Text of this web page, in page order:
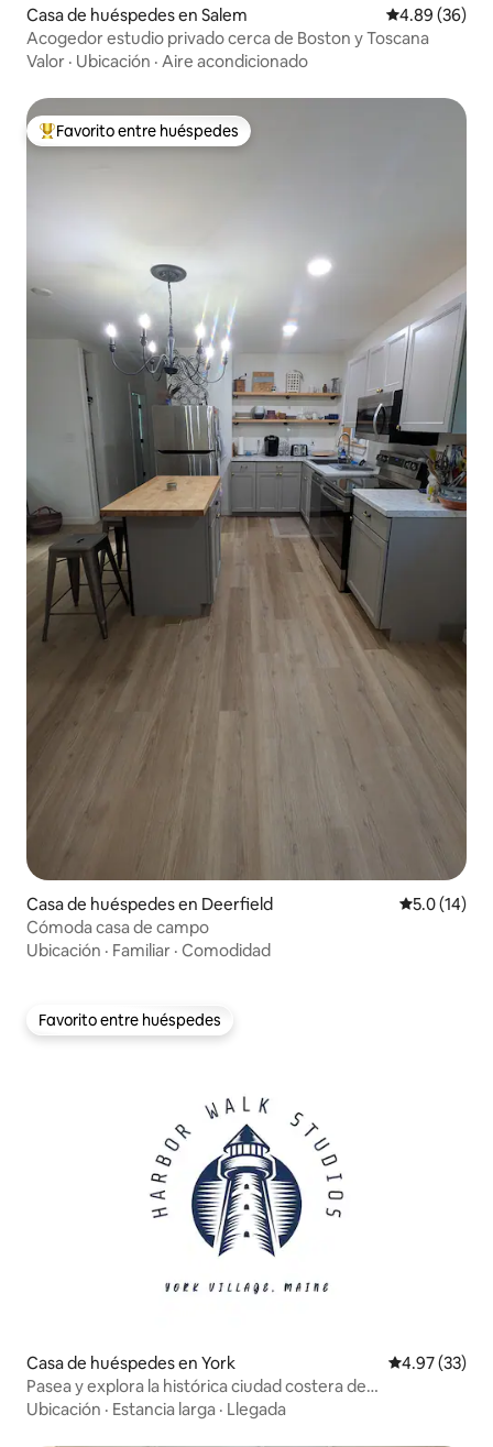
Casa de huéspedes en Salem Calificación
4.89 (36)
Acogedor estudio privado cerca de Boston y Toscana
Valor · Ubicación · Aire acondicionado
De los mejores en Favorito entre huéspedes
Favorito entre huéspedes
Casa de huéspedes en Deerfield Calificación
5.0 (14)
Cómoda casa de campo
Ubicación · Familiar · Comodidad
Favorito entre huéspedes
Favorito entre huéspedes
Casa de huéspedes en York Calificación
4.97 (33)
Pasea y explora la histórica ciudad costera de
Nueva Inglaterra n.º 3
Ubicación · Estancia larga · Llegada